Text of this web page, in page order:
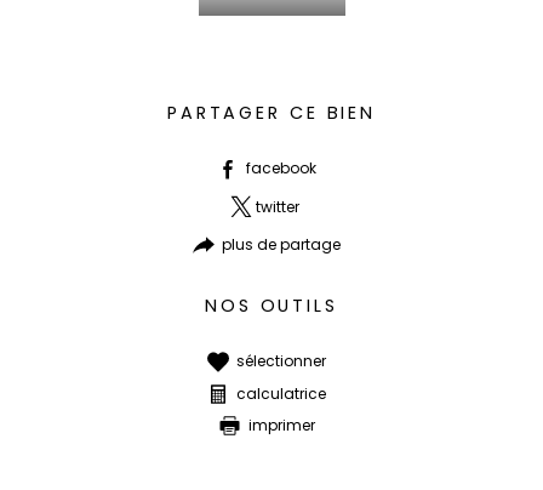
PARTAGER CE BIEN
facebook
twitter
plus de partage
NOS OUTILS
sélectionner
calculatrice
imprimer